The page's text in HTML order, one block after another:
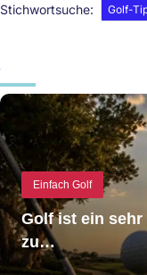
Stichwortsuche: Golf-
Einfach Golf
Golf ist ein
zu…